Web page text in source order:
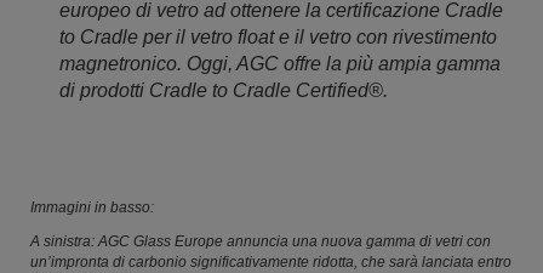
europeo di vetro ad ottenere la certificazione Cradle
to Cradle per il vetro float e il vetro con rivestimento
magnetronico. Oggi, AGC offre la più ampia gamma
di prodotti Cradle to Cradle Certified®.
Immagini in basso:
A sinistra: AGC Glass Europe annuncia una nuova gamma di vetri con
un’impronta di carbonio significativamente ridotta, che sarà lanciata entro